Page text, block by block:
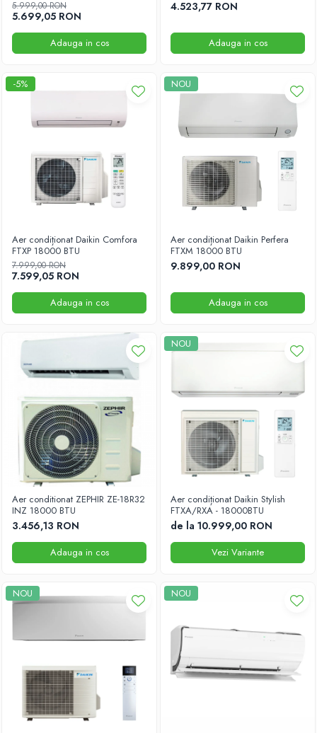
5.999,00 RON
5.699,05 RON
Adauga in cos
4.523,77 RON
Adauga in cos
-5%
Aer condiționat Daikin Comfora
FTXP 18000 BTU
7.999,00 RON
7.599,05 RON
Adauga in cos
NOU
Aer condiționat Daikin Perfera
FTXM 18000 BTU
9.899,00 RON
Adauga in cos
Aer conditionat ZEPHIR ZE-18R32
INZ 18000 BTU
3.456,13 RON
Adauga in cos
NOU
Aer condiționat Daikin Stylish
FTXA/RXA - 18000BTU
de la 10.999,00 RON
Vezi Variante
NOU NOU